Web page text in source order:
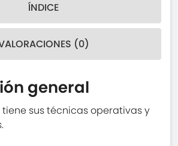
ÍNDICE
(0)
general
sus técnicas operativas y